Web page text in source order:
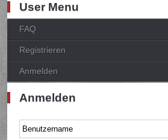
User Menu
FAQ
Registrieren
Anmelden
Anmelden